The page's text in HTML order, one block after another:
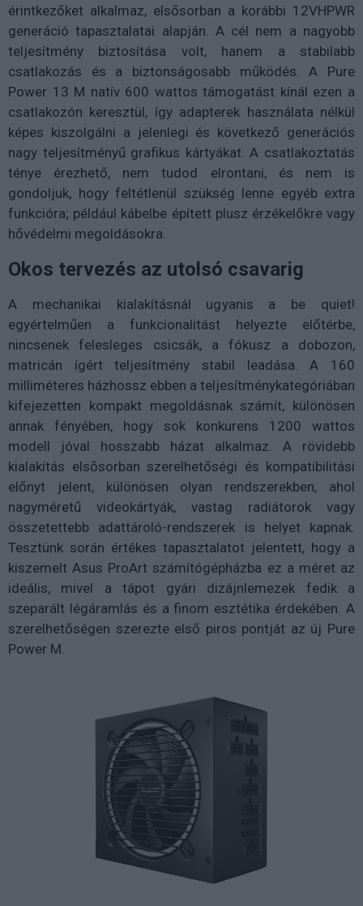
érintkezőket alkalmaz, elsősorban a korábbi 12VHPWR
generáció tapasztalatai alapján. A cél nem a nagyobb
teljesítmény biztosítása volt, hanem a stabilabb
csatlakozás és a biztonságosabb működés. A Pure
Power 13 M natív 600 wattos támogatást kínál ezen a
csatlakozón keresztül, így adapterek használata nélkül
képes kiszolgálni a jelenlegi és következő generációs
nagy teljesítményű grafikus kártyákat. A csatlakoztatás
ténye érezhető, nem tudod elrontani, és nem is
gondoljuk, hogy feltétlenül szükség lenne egyéb extra
funkcióra; például kábelbe épített plusz érzékelőkre vagy
hővédelmi megoldásokra.
Okos tervezés az utolsó csavarig
A mechanikai kialakításnál ugyanis a be quiet!
egyértelműen a funkcionalitást helyezte előtérbe,
nincsenek felesleges csicsák, a fókusz a dobozon,
matricán ígért teljesítmény stabil leadása. A 160
milliméteres házhossz ebben a teljesítménykategóriában
kifejezetten kompakt megoldásnak számít, különösen
annak fényében, hogy sok konkurens 1200 wattos
modell jóval hosszabb házat alkalmaz. A rövidebb
kialakítás elsősorban szerelhetőségi és kompatibilitási
előnyt jelent, különösen olyan rendszerekben, ahol
nagyméretű videokártyák, vastag radiátorok vagy
összetettebb adattároló-rendszerek is helyet kapnak.
Tesztünk során értékes tapasztalatot jelentett, hogy a
kiszemelt Asus ProArt számítógépházba ez a méret az
ideális, mivel a tápot gyári dizájnlemezek fedik a
szeparált légáramlás és a finom esztétika érdekében. A
szerelhetőségen szerezte első piros pontját az új Pure
Power M.